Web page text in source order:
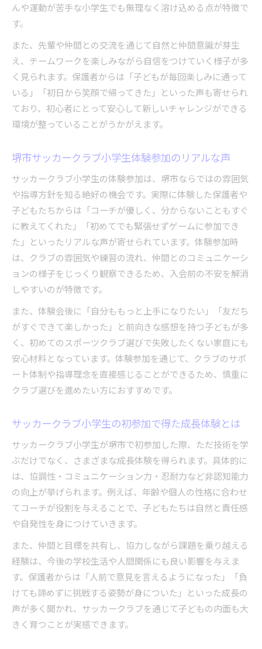
んや運動が苦手な小学生でも無理なく溶け込める点が特徴で
す。
また、先輩や仲間との交流を通じて自然と仲間意識が芽生
え、チームワークを楽しみながら自信をつけていく様子が多
く見られます。保護者からは「子どもが毎回楽しみに通って
いる」「初日から笑顔で帰ってきた」といった声も寄せられ
ており、初心者にとって安心して新しいチャレンジができる
環境が整っていることがうかがえます。
堺市サッカークラブ小学生体験参加のリアルな声
サッカークラブ小学生の体験参加は、堺市ならではの雰囲気
や指導方針を知る絶好の機会です。実際に体験した保護者や
子どもたちからは「コーチが優しく、分からないこともすぐ
に教えてくれた」「初めてでも緊張せずゲームに参加でき
た」といったリアルな声が寄せられています。体験参加時
は、クラブの雰囲気や練習の流れ、仲間とのコミュニケーシ
ョンの様子をじっくり観察できるため、入会前の不安を解消
しやすいのが特徴です。
また、体験会後に「自分ももっと上手になりたい」「友だち
がすぐできて楽しかった」と前向きな感想を持つ子どもが多
く、初めてのスポーツクラブ選びで失敗したくない家庭にも
安心材料となっています。体験参加を通じて、クラブのサポ
ート体制や指導理念を直接感じることができるため、慎重に
クラブ選びを進めたい方におすすめです。
サッカークラブ小学生の初参加で得た成長体験とは
サッカークラブ小学生が堺市で初参加した際、ただ技術を学
ぶだけでなく、さまざまな成長体験を得られます。具体的に
は、協調性・コミュニケーション力・忍耐力など非認知能力
の向上が挙げられます。例えば、年齢や個人の性格に合わせ
てコーチが役割を与えることで、子どもたちは自然と責任感
や自発性を身につけていきます。
また、仲間と目標を共有し、協力しながら課題を乗り越える
経験は、今後の学校生活や人間関係にも良い影響を与えま
す。保護者からは「人前で意見を言えるようになった」「負
けても諦めずに挑戦する姿勢が身についた」といった成長の
声が多く聞かれ、サッカークラブを通じて子どもの内面も大
きく育つことが実感できます。